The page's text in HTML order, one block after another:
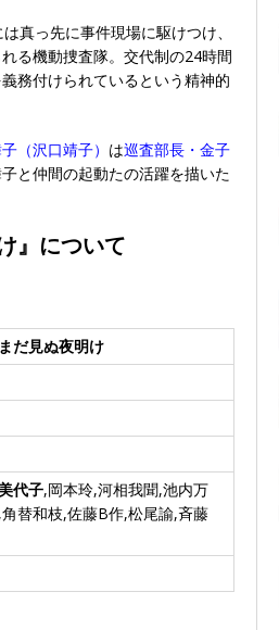
真っ先に事件現場に駆けつけ、
る機動捜査隊。交代制の24時間
務付けられているという精神的
（沢口靖子） は巡査部長・金子
と仲間の起動たの活躍を描いた
』について
まだ見ぬ夜明け
代子,岡本玲,河相我聞,池内万
替和枝,佐藤B作,松尾諭,斉藤